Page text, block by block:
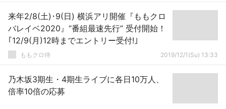
来年2/8(土)･9(日) 横浜アリ開催『ももクロ
バレイベ2020』“番組最速先行” 受付開始！
｢12/9(月)12時までエントリー受付!｣
ももクロ侍 2019/12/1(Su) 13:33
乃木坂3期生・4期生ライブに各日10万人、
倍率10倍の応募